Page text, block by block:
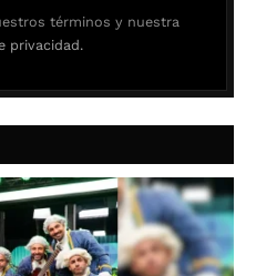
términos y nuestra
privacidad.